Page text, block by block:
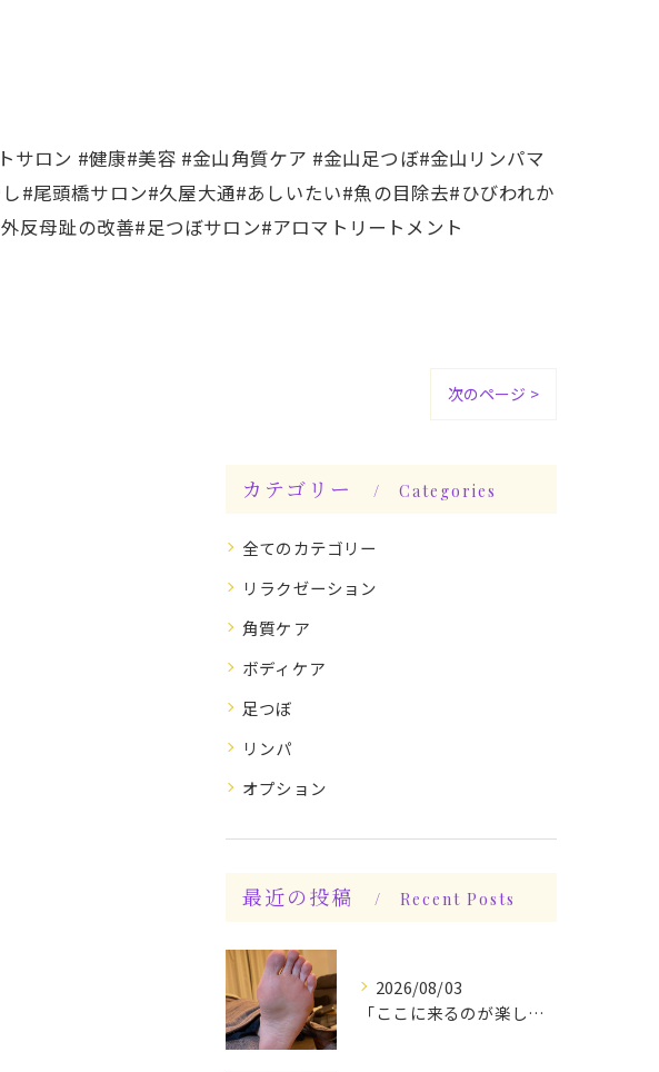
ロン #健康#美容 #金山角質ケア #金山足つぼ#金山リンパマ
#尾頭橋サロン#久屋大通#あしいたい#魚の目除去#ひびわれか
反母趾の改善#足つぼサロン#アロマトリートメント
次のページ >
カテゴリー Categories
全てのカテゴリー
リラクゼーション
角質ケア
ボディケア
足つぼ
リンパ
オプション
最近の投稿 Recent Posts
2026/08/03
「ここに来るのが楽しみです♪」と、言っていただけます◎